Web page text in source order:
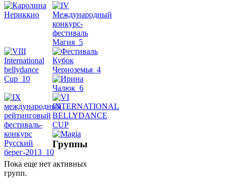
Танец
уроки
Группы
Пока еще нет активных
групп.